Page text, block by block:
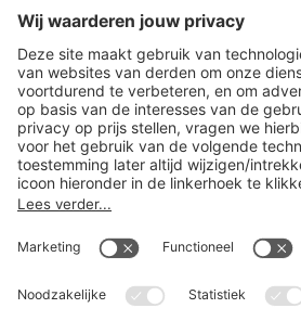
Download
Cookie instellingen
Copyright